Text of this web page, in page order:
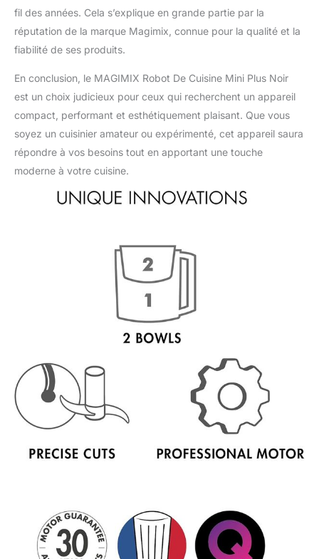
fil des années. Cela s’explique en grande partie par la
réputation de la marque Magimix, connue pour la qualité et la
fiabilité de ses produits.
En conclusion, le MAGIMIX Robot De Cuisine Mini Plus Noir
est un choix judicieux pour ceux qui recherchent un appareil
compact, performant et esthétiquement plaisant. Que vous
soyez un cuisinier amateur ou expérimenté, cet appareil saura
répondre à vos besoins tout en apportant une touche
moderne à votre cuisine.